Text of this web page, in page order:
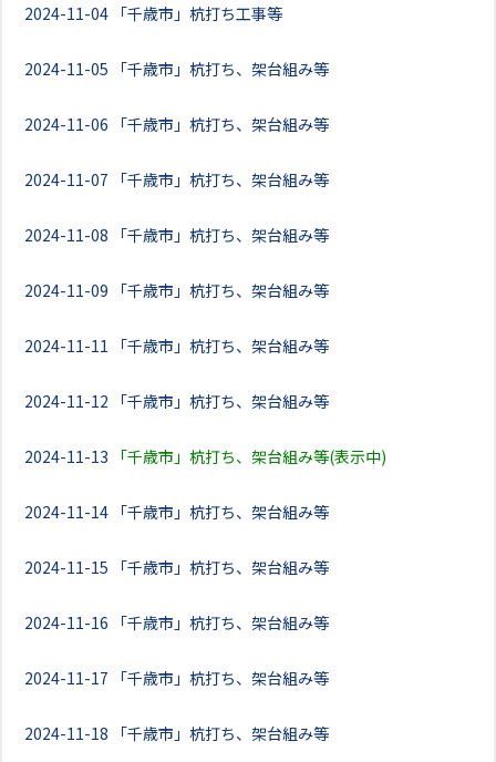
2024-11-04 「千歳市」杭打ち工事等
2024-11-05 「千歳市」杭打ち、架台組み等
2024-11-06 「千歳市」杭打ち、架台組み等
2024-11-07 「千歳市」杭打ち、架台組み等
2024-11-08 「千歳市」杭打ち、架台組み等
2024-11-09 「千歳市」杭打ち、架台組み等
2024-11-11 「千歳市」杭打ち、架台組み等
2024-11-12 「千歳市」杭打ち、架台組み等
2024-11-13 「千歳市」杭打ち、架台組み等(表示中)
2024-11-14 「千歳市」杭打ち、架台組み等
2024-11-15 「千歳市」杭打ち、架台組み等
2024-11-16 「千歳市」杭打ち、架台組み等
2024-11-17 「千歳市」杭打ち、架台組み等
2024-11-18 「千歳市」杭打ち、架台組み等